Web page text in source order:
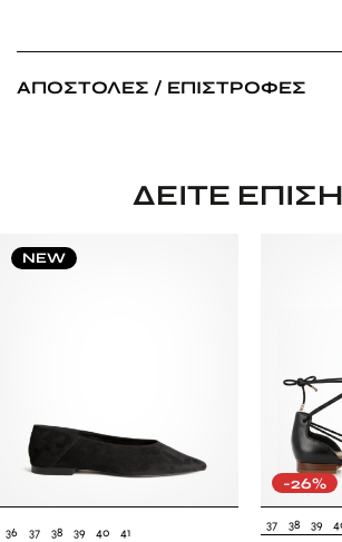
ΑΠΟΣΤΟΛΈΣ / ΕΠΙΣΤΡΟΦΈΣ
ΔΕΊΤΕ
NEW
36 37 38 39 40 41
-26%
37 38 39